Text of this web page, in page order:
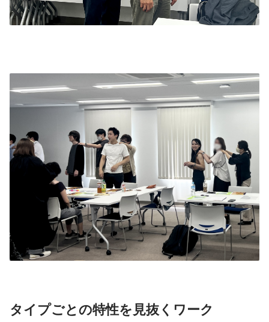
タイプごとの特性を見抜くワーク